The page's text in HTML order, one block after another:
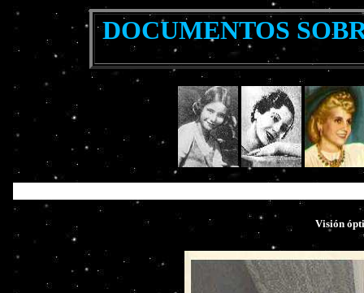
DOCUMENTOS
Visión